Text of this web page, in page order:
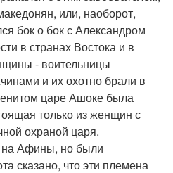
или, наоборот,
бок о бок с Александром
в странах Востока и в
- воительницы
и их охотно брали в
царе Ашоке была
только из женщин с
охраной царя.
на Афины, но были
сказано, что эти племена